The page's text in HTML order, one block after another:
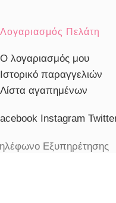
Λογαριασμός Πελάτη
Ο λογαριασμός μου
Ιστορικό παραγγελιών
Λίστα αγαπημένων
Instagram
Εξυπηρέτησης